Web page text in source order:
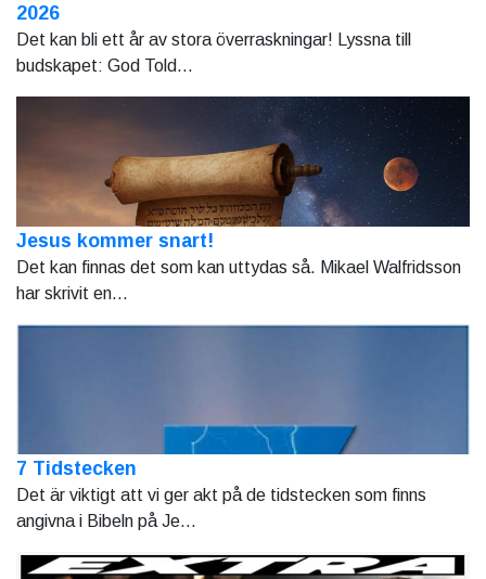
2026
Det kan bli ett år av stora överraskningar! Lyssna till
budskapet: God Told...
Jesus kommer snart!
Det kan finnas det som kan uttydas så. Mikael Walfridsson
har skrivit en...
7 Tidstecken
Det är viktigt att vi ger akt på de tidstecken som finns
angivna i Bibeln på Je...